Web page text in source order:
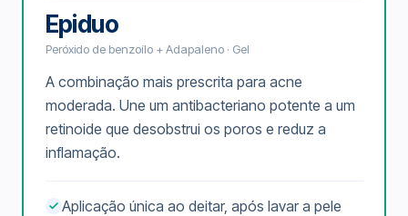
Epiduo
Peróxido de benzoílo + Adapaleno · Gel
A combinação mais prescrita para acne
moderada. Une um antibacteriano potente a um
retinoide que desobstrui os poros e reduz a
inflamação.
Aplicação única ao deitar, após lavar a pele